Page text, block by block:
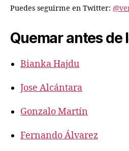
Puedes seguirme en Twitter:
Quemar antes de
Bianka Hajdu
Jose Alcántara
Gonzalo Martín
Fernando Álvarez